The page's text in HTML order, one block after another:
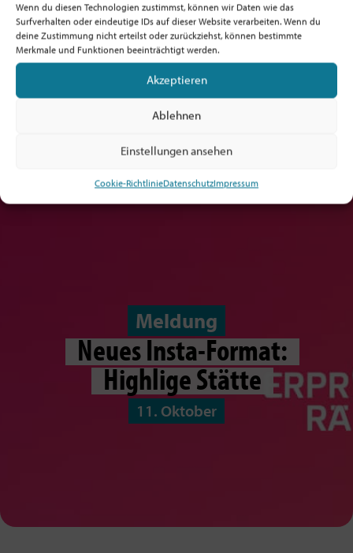
Wenn du diesen Technologien zustimmst, können wir Daten wie das
Surfverhalten oder eindeutige IDs auf dieser Website verarbeiten. Wenn du
deine Zustimmung nicht erteilst oder zurückziehst, können bestimmte
Merkmale und Funktionen beeinträchtigt werden.
Akzeptieren
Ablehnen
Einstellungen ansehen
Cookie-RichtlinieDatenschutzImpressum
Meldung
Neues Insta-Format:
Highlige Stätte
11. Oktober